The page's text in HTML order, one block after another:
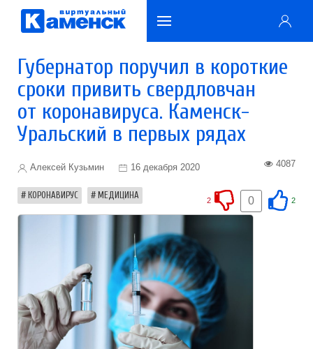
Губернатор поручил в короткие
сроки привить свердловчан
от коронавируса. Каменск-
Уральский в первых рядах
Алексей Кузьмин 16 декабря 2020 4087
КОРОНАВИРУС МЕДИЦИНА 2
0
2